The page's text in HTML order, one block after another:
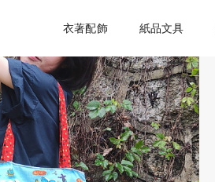
衣著配飾 紙品文具